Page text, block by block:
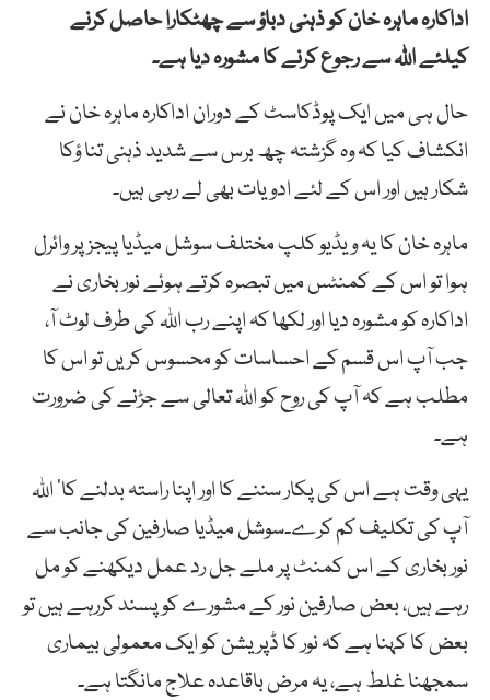
اداکارہ ماہرہ خان کو ذہنی دباؤ سے چھٹکارا حاصل کرنے
کیلئے اللہ سے رجوع کرنے کا مشورہ دیا ہے۔
حال ہی میں ایک پوڈکاسٹ کے دوران اداکارہ ماہرہ خان نے
انکشاف کیا کہ وہ گزشتہ چھ برس سے شدید ذہنی تنا ؤکا
شکار ہیں اور اس کے لئے ادویات بھی لے رہی ہیں۔
ماہرہ خان کا یہ ویڈیو کلپ مختلف سوشل میڈیا پیجز پر وائرل
ہوا تو اس کے کمنٹس میں تبصرہ کرتے ہوئے نور بخاری نے
اداکارہ کو مشورہ دیا اور لکھا کہ اپنے رب اللہ کی طرف لوٹ آ،
جب آپ اس قسم کے احساسات کو محسوس کریں تو اس کا
مطلب ہے کہ آپ کی روح کو اللہ تعالی سے جڑنے کی ضرورت
ہے۔
یہی وقت ہے اس کی پکار سننے کا اور اپنا راستہ بدلنے کا‘ اللہ
آپ کی تکلیف کم کرے۔سوشل میڈیا صارفین کی جانب سے
نور بخاری کے اس کمنٹ پر ملے جل رد عمل دیکھنے کو مل
رہے ہیں، بعض صارفین نور کے مشورے کو پسند کررہے ہیں تو
بعض کا کہنا ہے کہ نور کا ڈپریشن کو ایک معمولی بیماری
سمجھنا غلط ہے، یہ مرض باقاعدہ علاج مانگتا ہے۔